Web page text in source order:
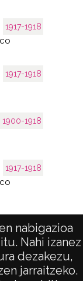
nabigazioa
Nahi izanez
dezakezu,
jarraitzeko.
1917-1918
1917-1918
1900-1918
1917-1918